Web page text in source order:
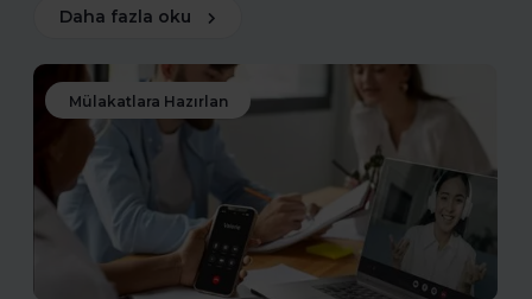
Daha fazla oku
Mülakatlara Hazırlan